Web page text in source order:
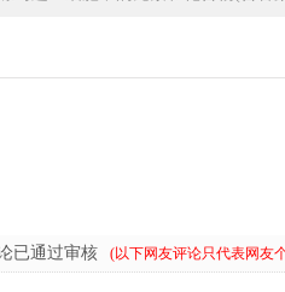
已通过审核 (以下网友评论只代表网友